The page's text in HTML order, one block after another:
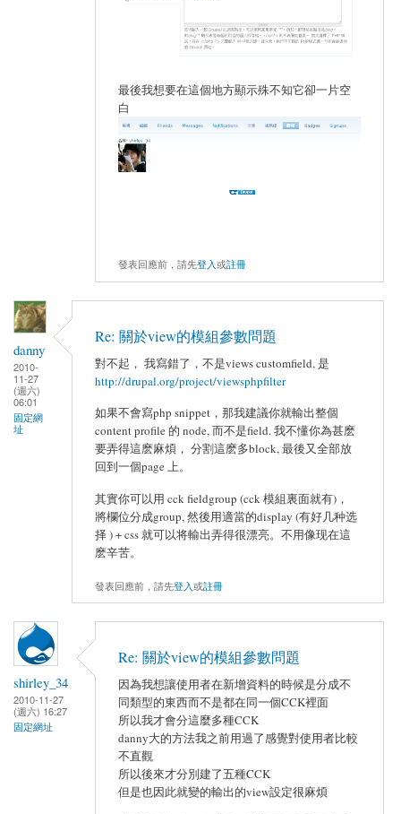
最後我想要在這個地方顯示殊不知它卻一片空
白
發表回應前，請先登入或註冊
danny
2010-
11-27
(週六)
06:01
固定網
址
Re: 關於view的模組參數問題
對不起， 我寫錯了，不是views customfield, 是
http://drupal.org/project/viewsphpfilter
如果不會寫php snippet，那我建議你就輸出整個
content profile 的 node, 而不是field. 我不懂你為甚麽
要弄得這麽麻煩， 分割這麽多block, 最後又全部放
回到一個page 上。
其實你可以用 cck fieldgroup (cck 模組裏面就有)，
將欄位分成group, 然後用適當的display (有好几种选
择 ) + css 就可以将輸出弄得很漂亮。不用像现在這
麽辛苦。
發表回應前，請先登入或註冊
shirley_34
2010-11-27
(週六) 16:27
固定網址
Re: 關於view的模組參數問題
因為我想讓使用者在新增資料的時候是分成不
同類型的東西而不是都在同一個CCK裡面
所以我才會分這麼多種CCK
danny大的方法我之前用過了感覺對使用者比較
不直觀
所以後來才分別建了五種CCK
但是也因此就變的輸出的view設定很麻煩